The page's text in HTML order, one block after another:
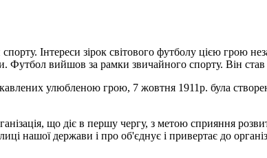
Інтереси зірок світового футболу цією грою
вийшов за рамки звичайного спорту. Він став
улюбленою грою, 7 жовтня 1911р. була
що діє в першу чергу, з метою сприяння
нашої держави і про об'єднує і привертає до